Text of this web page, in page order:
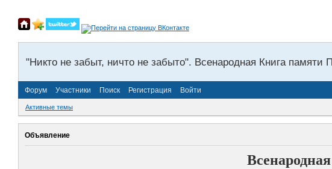
"Никто не забыт, ничто не забыто". Всенародная Книга памяти
Форум Участники Поиск Регистрация Войти
Активные темы
Объявление